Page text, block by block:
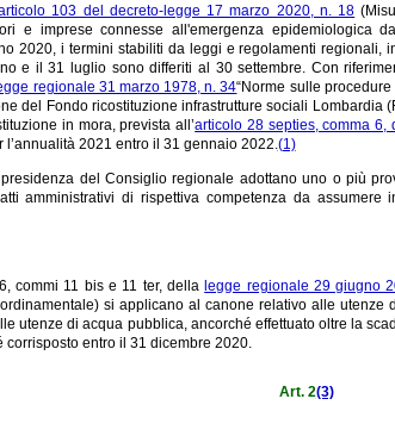
103 del decreto-legge 17 marzo 2020, n. 18
e imprese connesse all'emergenza epidemiologica
2020, i termini stabiliti da leggi e regolamenti
e il 31 luglio sono differiti al 30 settembre. Con
regionale 31 marzo 1978, n. 34“Norme sulle
del Fondo ricostituzione infrastrutture sociali
in mora, prevista all’articolo 28 septies, comma 6,
2021 entro il 31 gennaio 2022.(1)
del Consiglio regionale adottano uno o più
amministrativi di rispettiva competenza da
commi 11 bis e 11 ter, della legge regionale 29 giugno
si applicano al canone relativo alle
utenze di acqua pubblica, ancorché effettuato oltre la
entro il 31 dicembre 2020.
Art. 2(3)